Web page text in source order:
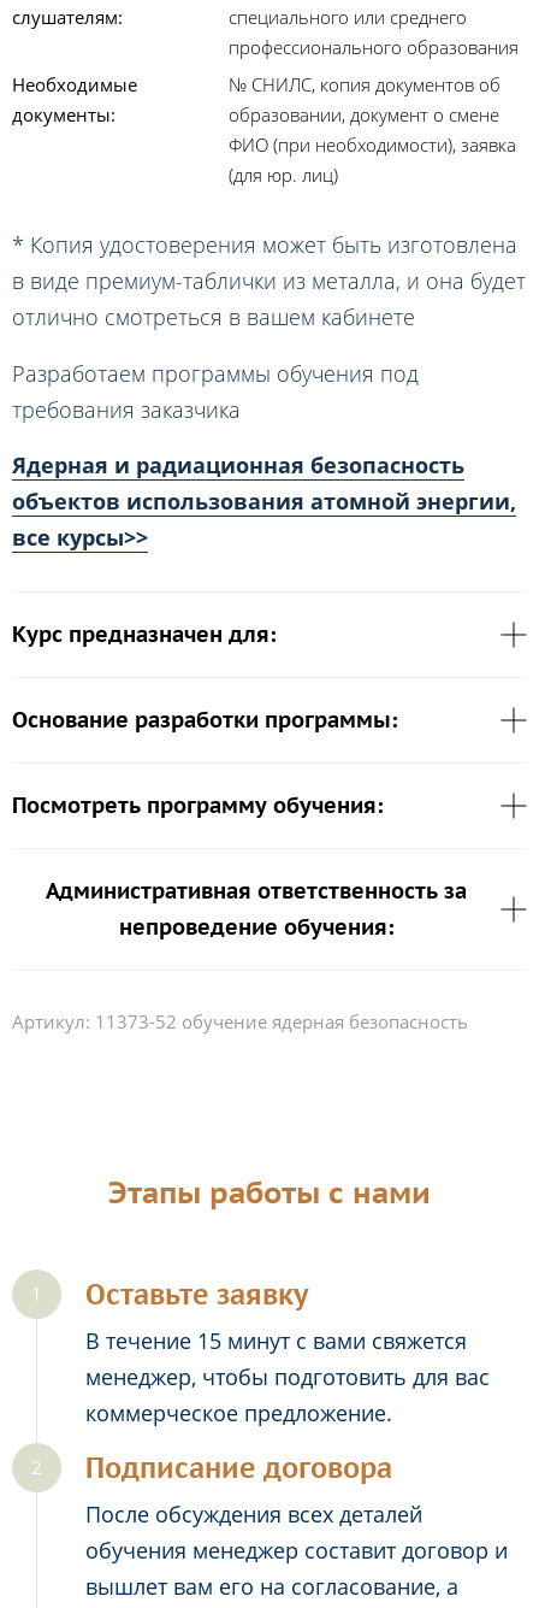
слушателям:
специального или среднего
профессионального образования
Необходимые
документы:
№ СНИЛС, копия документов об
образовании, документ о смене
ФИО (при необходимости), заявка
(для юр. лиц)
* Копия удостоверения может быть изготовлена
в виде премиум-таблички из металла, и она будет
отлично смотреться в вашем кабинете
Разработаем программы обучения под
требования заказчика
Ядерная и радиационная безопасность
объектов использования атомной энергии,
все курсы>>
Курс предназначен для:
Основание разработки программы:
Посмотреть программу обучения:
Административная ответственность за
непроведение обучения:
Артикул: 11373-52 обучение ядерная безопасность
Этапы работы с нами
Оставьте заявку
В течение 15 минут с вами свяжется
менеджер, чтобы подготовить для вас
коммерческое предложение.
Подписание договора
После обсуждения всех деталей
обучения менеджер составит договор и
вышлет вам его на согласование, а